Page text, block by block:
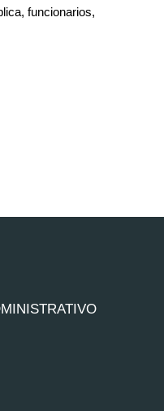
, funcionarios,